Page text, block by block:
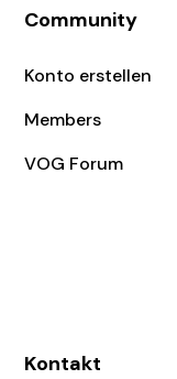
Community
Konto erstellen
Members
VOG Forum
Kontakt